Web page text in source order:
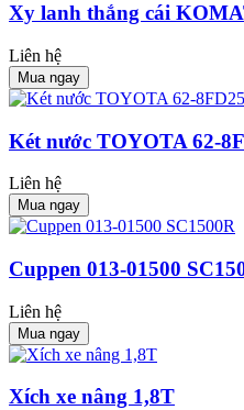
Xy lanh thắng cái
Liên hệ
Mua ngay
Két nước TOYOTA 62-
Liên hệ
Mua ngay
Cuppen 013-01500
Liên hệ
Mua ngay
Xích xe nâng 1,8T